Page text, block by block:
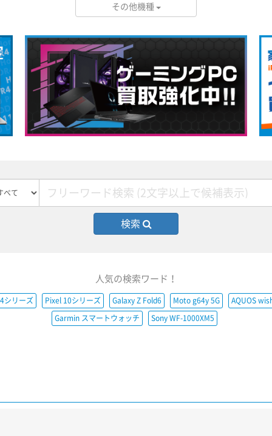
その他機種
検索
人気の検索ワード！
シリーズ Pixel 10シリーズ Galaxy Z Fold6 Moto g64y 5G AQUOS
Garmin スマートウォッチ Sony WF-1000XM5